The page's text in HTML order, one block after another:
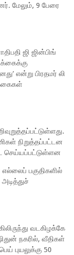
மேலும், 9 பேரை
ஜி ஜின்பிங்
என்று பிரதமர் லி
நிறுத்தப்பட்டன
செய்யப்பட்டுள்ளன
பகுதிகளில்
வடகிழக்கே
நகரில், வீதிகள்
புயலுக்கு 50